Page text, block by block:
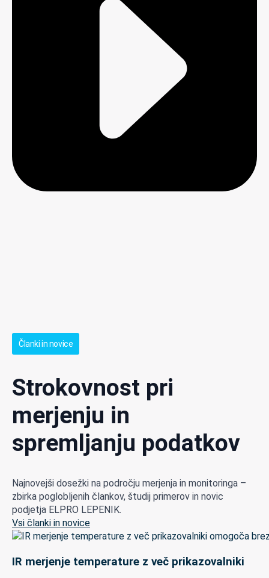
Članki in novice
Strokovnost pri
merjenju in
spremljanju podatkov
Najnovejši dosežki na področju merjenja in monitoringa –
zbirka poglobljenih člankov, študij primerov in novic
podjetja ELPRO LEPENIK.
Vsi članki in novice
IR merjenje temperature z več prikazovalniki